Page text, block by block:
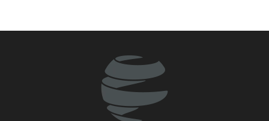
Oltre 22 milioni di pellegrini hanno partecipato al pellegrinaggio